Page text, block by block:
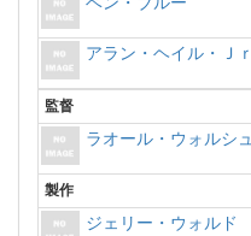
アラン・ヘイル・Ｊｒ
監督
ラオール・ウォルシュ
製作
ジェリー・ウォルド